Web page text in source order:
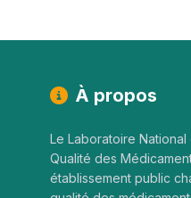
À propos
Le Laboratoire
Qualité des
établissement public